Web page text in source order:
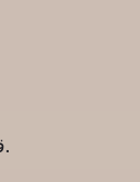
قم بالتخزين حسب اليوم والسنة والبائعين، كل ذلك في مكان واحد.